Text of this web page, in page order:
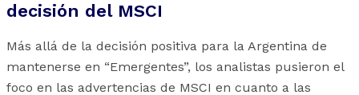
decisión del MSCI
Más allá de la decisión positiva para la Argentina de
mantenerse en “Emergentes”, los analistas pusieron el
foco en las advertencias de MSCI en cuanto a las